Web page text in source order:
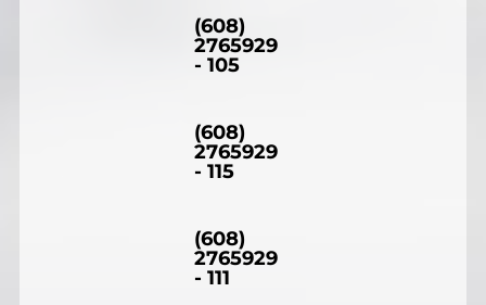
(608)
2765929
- 105
(608)
2765929
- 115
(608)
2765929
- 111